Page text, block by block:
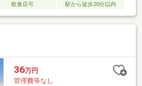
飲食店可 駅から徒歩20分以内
36万円
管理費等なし